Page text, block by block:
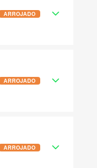
ARROJADO
ARROJADO
ARROJADO